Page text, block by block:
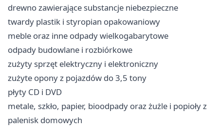
drewno zawierające substancje niebezpieczne
twardy plastik i styropian opakowaniowy
meble oraz inne odpady wielkogabarytowe
odpady budowlane i rozbiórkowe
zużyty sprzęt elektryczny i elektroniczny
zużyte opony z pojazdów do 3,5 tony
płyty CD i DVD
metale, szkło, papier, bioodpady oraz żużle i popioły z
palenisk domowych